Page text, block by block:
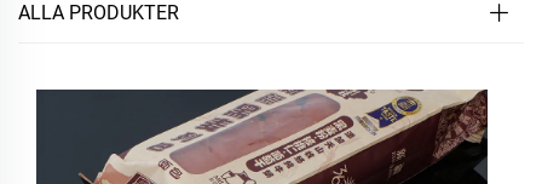
ALLA PRODUKTER